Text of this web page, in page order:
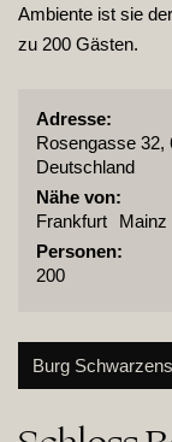
Ambiente ist sie
zu 200 Gästen.
Adresse:
Rosengasse 32,
Deutschland
Nähe von:
Frankfurt
Mainz
Personen:
200
Burg